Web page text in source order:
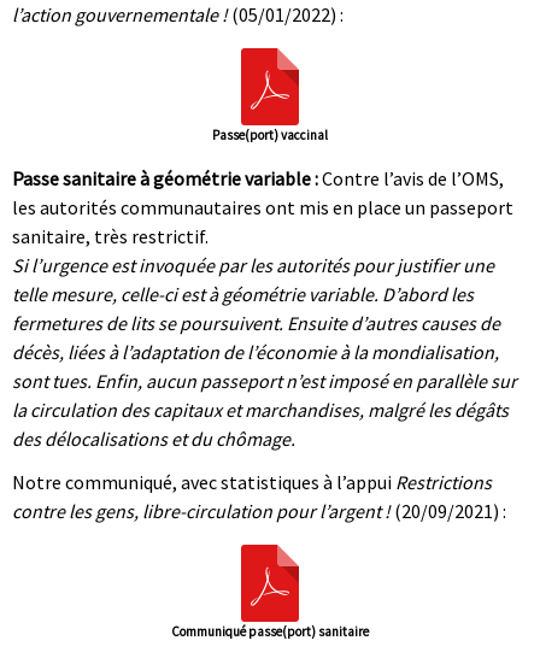
l’action gouvernementale !(05/01/2022) :
Passe(port) vaccinal
Passe sanitaire à géométrie variable :Contre l’avis de l’OMS,
les autorités communautaires ont mis en place un passeport
sanitaire, très restrictif.
Si l’urgence est invoquée par les autorités pour justifier une
telle mesure, celle-ci est à géométrie variable. D’abord les
fermetures de lits se poursuivent. Ensuite d’autres causes de
décès, liées à l’adaptation de l’économie à la mondialisation,
sont tues. Enfin, aucun passeport n’est imposé en parallèle sur
la circulation des capitaux et marchandises, malgré les dégâts
des délocalisations et du chômage.
Notre communiqué, avec statistiques à l’appui Restrictions
contre les gens, libre-circulation pour l’argent !(20/09/2021) :
Communiqué passe(port) sanitaire